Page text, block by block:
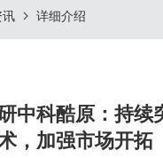
讯 详细介绍
中科酷原：持续
，加强市场开拓